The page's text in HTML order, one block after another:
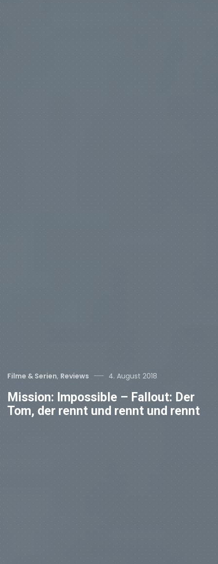
Categories
Filme & Serien, Reviews
Posted
on
4. August 2018
Mission: Impossible – Fallout: Der
Tom, der rennt und rennt und rennt